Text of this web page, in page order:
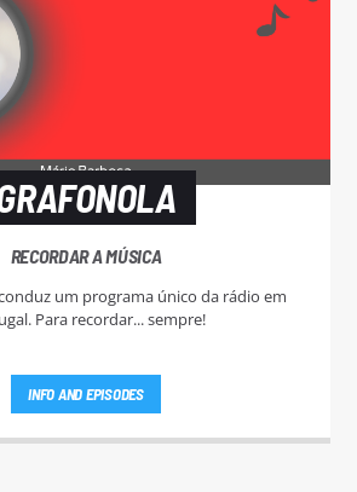
RECORDAR A MÚSICA
um programa único da rádio em
Para recordar... sempre!
INFO AND EPISODES